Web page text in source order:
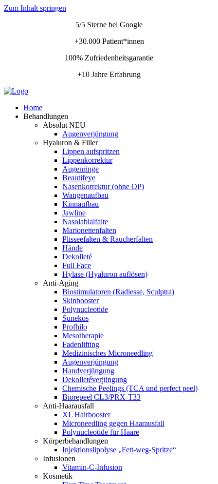
Zum Inhalt springen
5/5 Sterne bei Google
+30.000 Patient*innen
100% Zufriedenheitsgarantie
+10 Jahre Erfahrung
Home
Behandlungen
Absolut NEU
Augenverjüngung
Hyaluron & Filler
Lippen aufspritzen
Lippenkorrektur
Augenringe
Beautifeye
Nasenkorrektur (ohne OP)
Wangenaufbau
Kinnaufbau
Jawline
Nasolabialfalte
Marionettenfalten
Plisseefalten & Raucherfalten
Hände
Dekolleté
Full Face
Hylase (Hyaluron auflösen)
Anti-Aging
Biostimulatoren (Radiesse, Sculptra)
Skinbooster
Polynucleotide
Sunekos
Profhilo
Mesotherapie
Fadenlifting
Medizinisches Microneedling
Augenverjüngung
Handverjüngung
Dekolletéverjüngung
Chemische Peelings (TCA und perfect peel)
Biorepeel CL3/PRX-T33
Anti-Haarausfall
XL Hairbooster
Microneedling gegen Haarausfall
Polynucleotide für Haare
Körperbehandlungen
Injektionslipolyse „Fett-weg-Spritze“
Infusionen
Vitamin-C-Infusion
Kosmetik